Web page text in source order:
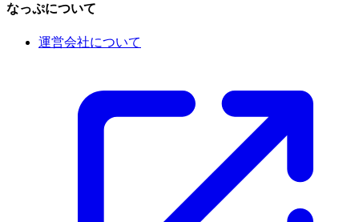
なっぷについて
運営会社について